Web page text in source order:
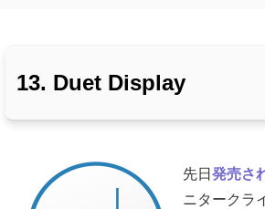
13. Duet Display
先日 発売さ
ニタークラ